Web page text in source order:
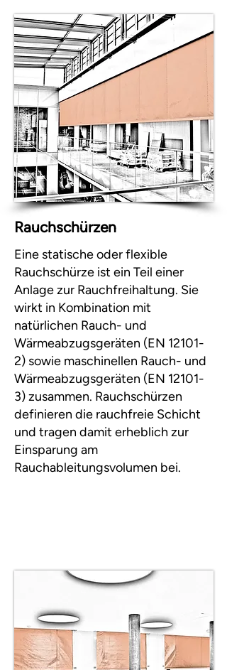
Rauchschürzen
Eine statische oder flexible
Rauchschürze ist ein Teil einer
Anlage zur Rauchfreihaltung. Sie
wirkt in Kombination mit
natürlichen Rauch- und
Wärmeabzugsgeräten (EN 12101-
2) sowie maschinellen Rauch- und
Wärmeabzugsgeräten (EN 12101-
3) zusammen. Rauchschürzen
definieren die rauchfreie Schicht
und tragen damit erheblich zur
Einsparung am
Rauchableitungsvolumen bei.